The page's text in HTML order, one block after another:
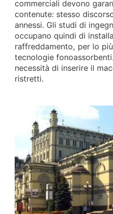
commerciali devono
contenute: stesso
annessi. Gli studi di
occupano quindi di
raffreddamento, per lo
tecnologie
necessità di inserire il
ristretti.